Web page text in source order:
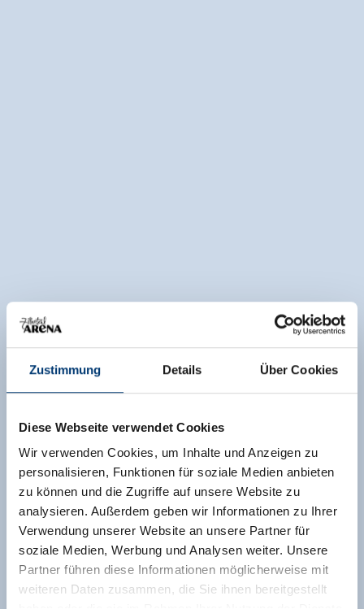
Zustimmung Details Über Cookies
Diese Webseite verwendet Cookies
Wir verwenden Cookies, um Inhalte und Anzeigen zu
personalisieren, Funktionen für soziale Medien anbieten
zu können und die Zugriffe auf unsere Website zu
analysieren. Außerdem geben wir Informationen zu Ihrer
Verwendung unserer Website an unsere Partner für
soziale Medien, Werbung und Analysen weiter. Unsere
Partner führen diese Informationen möglicherweise mit
weiteren Daten zusammen, die Sie ihnen bereitgestellt